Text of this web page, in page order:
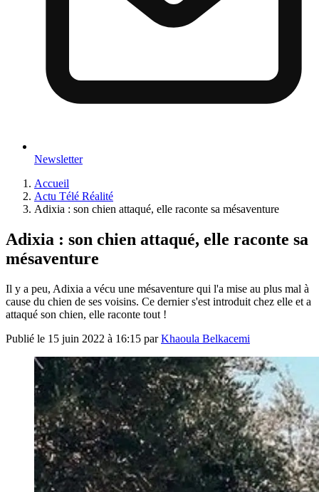
Newsletter
Accueil
Actu Télé Réalité
Adixia : son chien attaqué, elle raconte sa mésaventure
Adixia : son chien attaqué, elle raconte sa
mésaventure
Il y a peu, Adixia a vécu une mésaventure qui l'a mise au plus mal à
cause du chien de ses voisins. Ce dernier s'est introduit chez elle et a
attaqué son chien, elle raconte tout !
Publié le 15 juin 2022 à 16:15 parKhaoula Belkacemi